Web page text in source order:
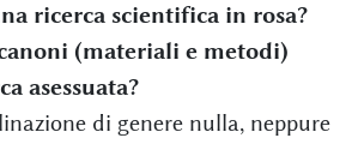
ricerca scientifica in rosa?
(materiali e metodi)
asessuata?
di genere nulla, neppure